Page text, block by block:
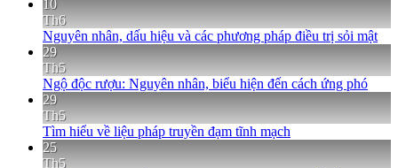
10
Th6
Nguyên nhân, dấu hiệu và các phương pháp điều trị sỏi mật
29
Th5
Ngộ độc rượu: Nguyên nhân, biểu hiện đến cách ứng phó
29
Th5
Tìm hiểu về liệu pháp truyền đạm tĩnh mạch
25
Th5